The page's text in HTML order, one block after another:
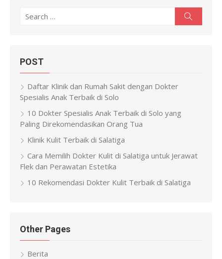
Search
POST
Daftar Klinik dan Rumah Sakit dengan Dokter
Spesialis Anak Terbaik di Solo
10 Dokter Spesialis Anak Terbaik di Solo yang
Paling Direkomendasikan Orang Tua
Klinik Kulit Terbaik di Salatiga
Cara Memilih Dokter Kulit di Salatiga untuk Jerawat
Flek dan Perawatan Estetika
10 Rekomendasi Dokter Kulit Terbaik di Salatiga
Other Pages
Berita